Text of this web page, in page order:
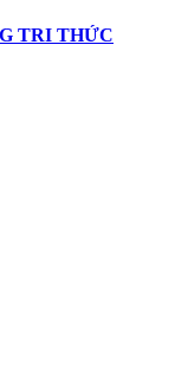
TRI THỨC